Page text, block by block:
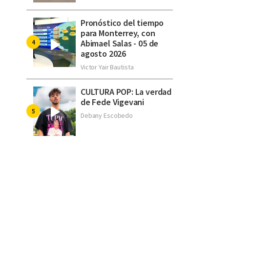
Pronóstico del tiempo
para Monterrey, con
Abimael Salas - 05 de
agosto 2026
Victor Yair Bautista
CULTURA POP: La verdad
de Fede Vigevani
Debany Escobedo